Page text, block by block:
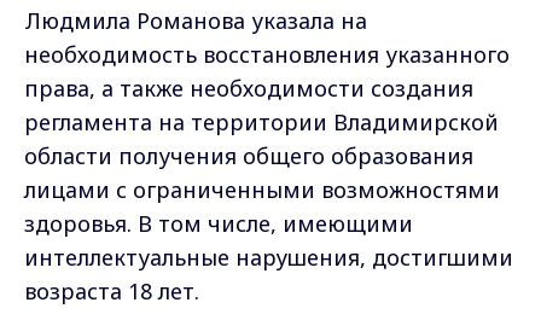
Людмила Романова указала на
необходимость восстановления указанного
права, а также необходимости создания
регламента на территории Владимирской
области получения общего образования
лицами с ограниченными возможностями
здоровья. В том числе, имеющими
интеллектуальные нарушения, достигшими
возраста 18 лет.